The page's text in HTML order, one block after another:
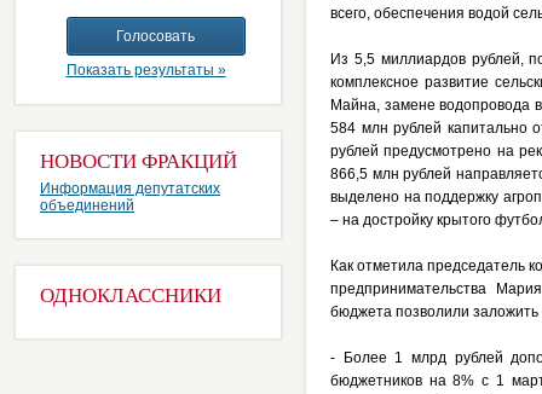
Показать результаты »
НОВОСТИ ФРАКЦИЙ
Информация депутатских
объединений
ОДНОКЛАССНИКИ
всего, обеспечения водой
Из 5,5 миллиардов рублей,
комплексное развитие
Майна, замене водопровода
584 млн рублей капитально
рублей предусмотрено на
866,5 млн рублей
выделено на поддержку
– на достройку крытого
Как отметила председатель
предпринимательства
бюджета позволили заложить
- Более 1 млрд рублей
бюджетников на 8% с 1